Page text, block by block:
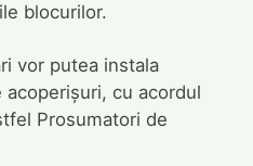
blocurilor.
vor putea instala
cu acordul
Prosumatori de